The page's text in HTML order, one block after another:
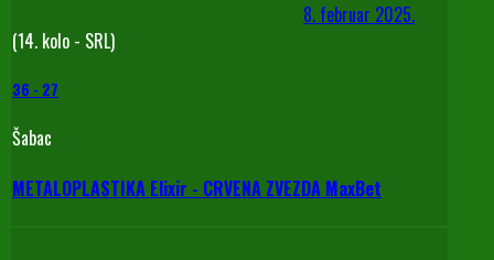
8. februar 2025.
(14. kolo - SRL)
36 - 27
Šabac
METALOPLASTIKA Elixir - CRVENA ZVEZDA MaxBet